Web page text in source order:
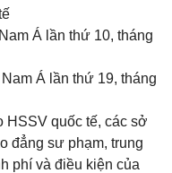
Á lần thứ 10, tháng
Á lần thứ 19, tháng
HSSV quốc tế, các sở
đẳng sư phạm, trung
phí và điều kiện của